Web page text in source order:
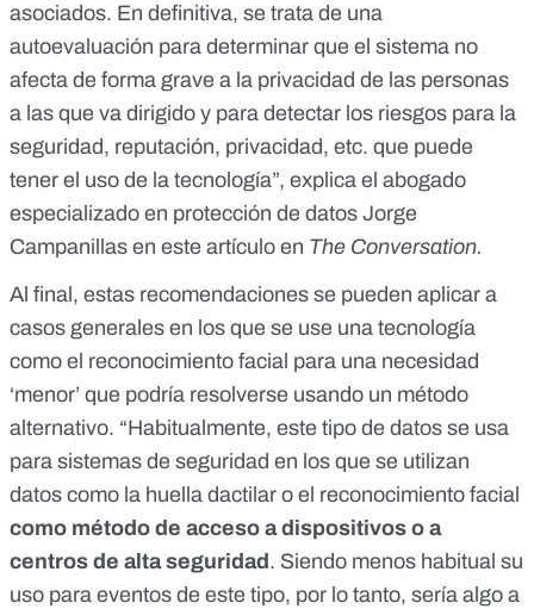
asociados. En definitiva, se trata de una
autoevaluación para determinar que el sistema no
afecta de forma grave a la privacidad de las personas
a las que va dirigido y para detectar los riesgos para la
seguridad, reputación, privacidad, etc. que puede
tener el uso de la tecnología”, explica el abogado
especializado en protección de datos Jorge
Campanillas en este artículo en The Conversation.
Al final, estas recomendaciones se pueden aplicar a
casos generales en los que se use una tecnología
como el reconocimiento facial para una necesidad
‘menor’ que podría resolverse usando un método
alternativo. “Habitualmente, este tipo de datos se usa
para sistemas de seguridad en los que se utilizan
datos como la huella dactilar o el reconocimiento facial
como método de acceso a dispositivos o a
centros de alta seguridad . Siendo menos habitual su
uso para eventos de este tipo, por lo tanto, sería algo a